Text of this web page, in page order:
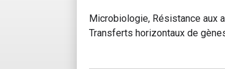
Microbiologie, Résistance aux
Transferts horizontaux de